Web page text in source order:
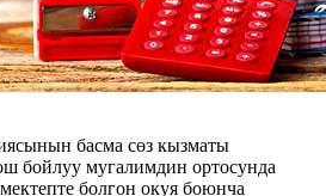
басма сөз кызматы
бойлуу мугалимдин ортосунда
болгон окуя боюнча